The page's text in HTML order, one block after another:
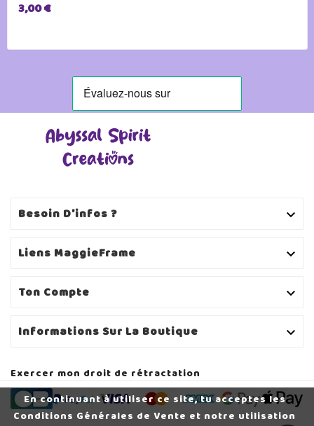
En continuant à utiliser ce site, tu acceptes les
Conditions Générales de Vente et notre utilisation
3,00 €
Besoin D'infos ? 
Liens MaggieFrame 
Ton Compte 
Informations Sur La Boutique 
Exercer mon droit de rétractation